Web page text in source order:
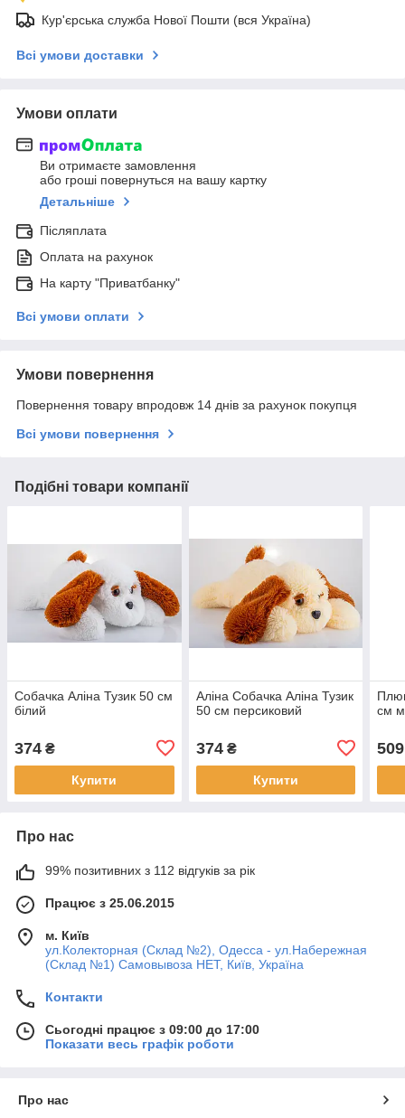
Кур'єрська служба Нової Пошти (вся Україна)
Всі умови доставки
Умови оплати
Ви отримаєте замовлення
або гроші повернуться на вашу картку
Детальніше
Післяплата
Оплата на рахунок
На карту "Приватбанку"
Всі умови оплати
Умови повернення
Повернення товару впродовж 14 днів за рахунок покупця
Всі умови повернення
Подібні товари компанії
Собачка Аліна Тузик 50 см
білий
374 ₴
Купити
Аліна Собачка Аліна Тузик
50 см персиковий
374₴
Купити
см
509
Про нас
99% позитивних з 112 відгуків за рік
Працює з 25.06.2015
м. Київ
ул.Колекторная (Склад №2), Одесса - ул.Набережная
(Склад №1) Самовывоза НЕТ, Київ, Україна
Контакти
Сьогодні працює з 09:00 до 17:00
Показати весь графік роботи
Про нас